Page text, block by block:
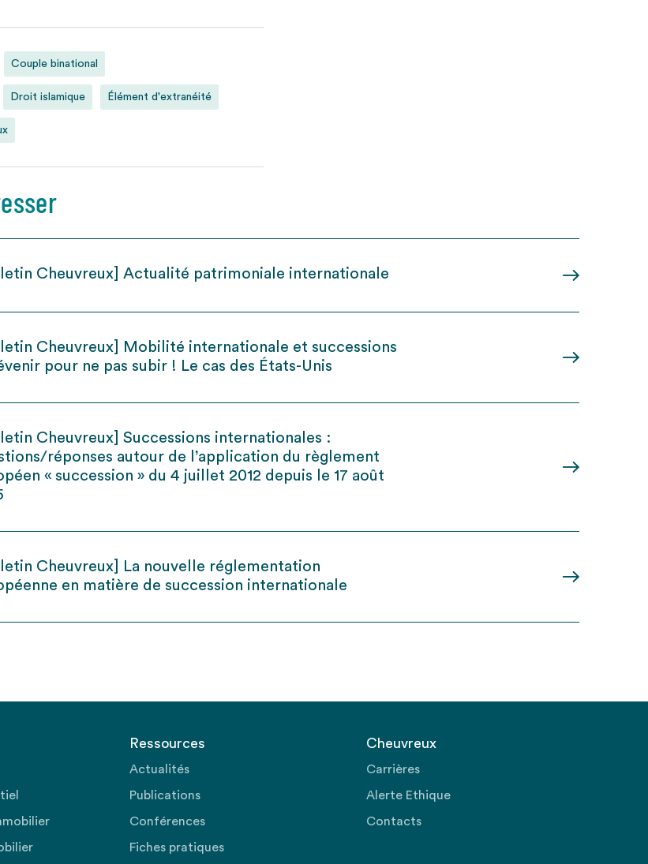
Couple binational
Droit islamique Élément d'extranéité
Cheuvreux] Actualité patrimoniale internationale
Cheuvreux] Mobilité internationale et successions
pour ne pas subir ! Le cas des États-Unis
Cheuvreux] Successions internationales :
réponses autour de l’application du règlement
« succession » du 4 juillet 2012 depuis le 17 août
Cheuvreux] La nouvelle réglementation
en matière de succession internationale
Ressources
Actualités
Publications
Conférences
Fiches pratiques
Cheuvreux
Carrières
Alerte Ethique
Contacts